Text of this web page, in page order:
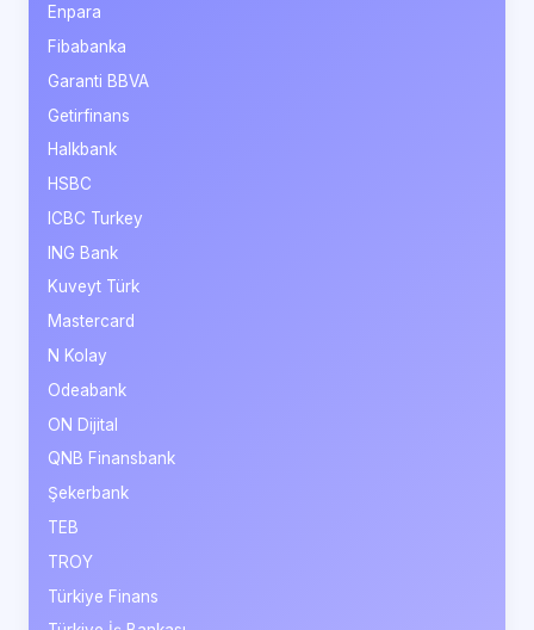
Enpara
Fibabanka
Garanti BBVA
Getirfinans
Halkbank
HSBC
ICBC Turkey
ING Bank
Kuveyt Türk
Mastercard
N Kolay
Odeabank
ON Dijital
QNB Finansbank
Şekerbank
TEB
TROY
Türkiye Finans